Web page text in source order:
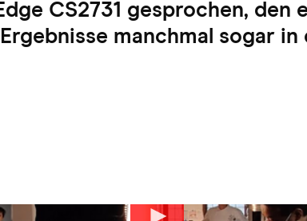
CS2731 gesprochen, den
manchmal sogar in